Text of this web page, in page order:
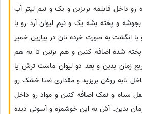
داخل قابلمه بریزین و یک و نیم لیتر آب
و پخته بشه یک و نیم لیوان آرد رو با
انگشت به صورت خرده نان در بیارین خمیر
شده اضافه کنین و هم بزنین تا به هم
زمان بدین و بعد دو لیوان ماست ترش یا
تابه روغن بریزید و مقداری نعنا خشک رو
سیاه و نمک اضافه کنین و مواد رو داخل
بدین. آش به این خوشمزه و آسونی دیده